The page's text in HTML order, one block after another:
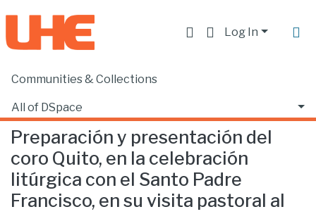
Log In
Communities & Collections
All of DSpace
Statistics
Home Escuela de Música
Preparación y presentación del
coro Quito, en la celebración
litúrgica con el Santo Padre
Francisco, en su visita pastoral al